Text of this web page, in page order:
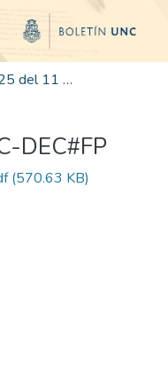
Edición 031/2025 del 11 de agosto de 2025
DEC#FP
(570.63 KB)